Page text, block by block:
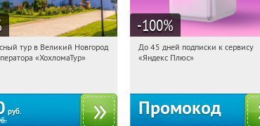
Купили:2
тур в Великий Новгород
«ХохломаТур»
руб.
-100%
19:31:21 Получили:
До 45 дней подписки к сервису
«Яндекс Плюс»
Промокод